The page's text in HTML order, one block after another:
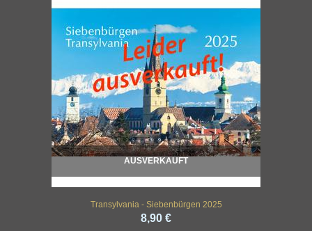
AUSVERKAUFT
Transylvania - Siebenbürgen 2025
8,90 €